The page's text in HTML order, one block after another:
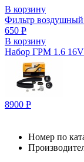
В корзину
Фильтр
650 Р
В корзину
Набор ГРМ 1.6
8900 Р
Номер по